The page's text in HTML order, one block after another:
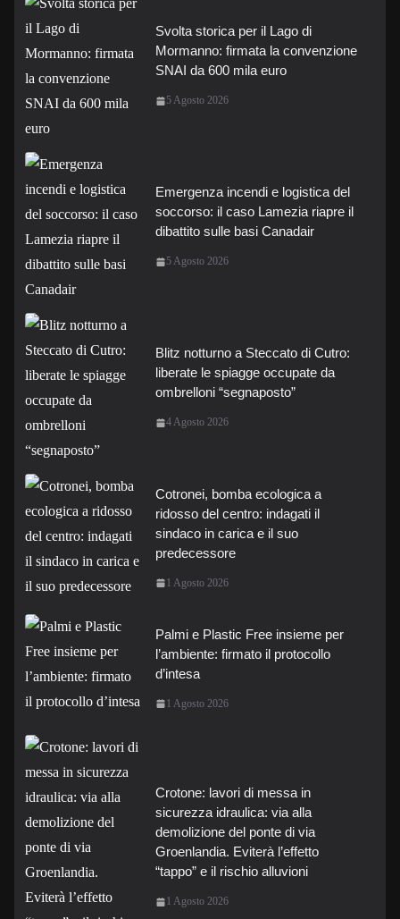
Svolta storica per il Lago di
Mormanno: firmata la convenzione
SNAI da 600 mila euro
5 Agosto 2026
Emergenza incendi e logistica del
soccorso: il caso Lamezia riapre il
dibattito sulle basi Canadair
5 Agosto 2026
Blitz notturno a Steccato di Cutro:
liberate le spiagge occupate da
ombrelloni “segnaposto”
4 Agosto 2026
Cotronei, bomba ecologica a
ridosso del centro: indagati il
sindaco in carica e il suo
predecessore
1 Agosto 2026
Palmi e Plastic Free insieme per
l’ambiente: firmato il protocollo
d’intesa
1 Agosto 2026
Crotone: lavori di messa in
sicurezza idraulica: via alla
demolizione del ponte di via
Groenlandia. Eviterà l’effetto
“tappo” e il rischio alluvioni
1 Agosto 2026